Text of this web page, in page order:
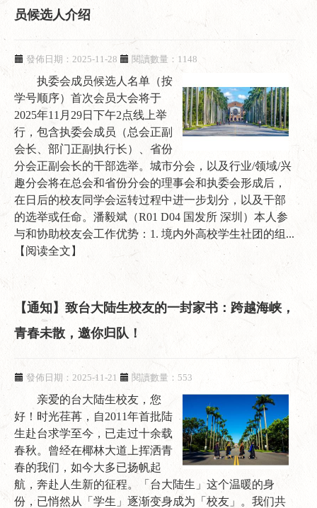
员候选人介绍
發佈日期：2025-11-28 閱讀數量：1148
执委会成员候选人名单（按
学号顺序）首次会员大会将于
2025年11月29日下午2点线上举
行，包含执委会成员（总会正副
会长、部门正副执行长）、省份
分会正副会长的干部选举。城市分会，以及行业/领域/兴
趣分会将在总会和省份分会的理事会和执委会形成后，
在日后的校友同学会运转过程中进一步划分，以及干部
的选举或任命。潘毅斌（R01 D04 国发所 深圳）本人参
与和协助校友会工作优势：1. 境内外高校学生社团的组...
【阅读全文】
【通知】致台大陆生校友的一封家书：跨越海峡，
青春未散，邀你归队！
發佈日期：2025-11-21 閱讀數量：553
亲爱的台大陆生校友，您
好！时光荏苒，自2011年首批陆
生赴台求学至今，已走过十余载
春秋。曾经在椰林大道上挥洒青
春的我们，如今大多已扬帆起
航，奔赴人生新的征程。「台大陆生」这个温暖的身
份，已悄然从「学生」逐渐变身成为「校友」。我们共